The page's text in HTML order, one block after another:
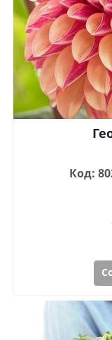
Код: